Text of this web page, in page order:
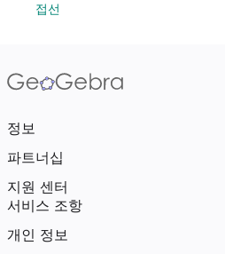
접선
정보
파트너십
지원 센터
서비스 조항
개인 정보